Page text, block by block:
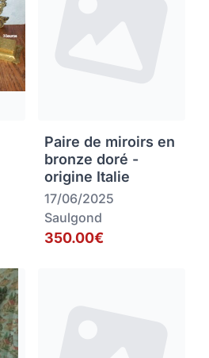
Paire de miroirs en
bronze doré -
origine Italie
17/06/2025
Saulgond
350.00€